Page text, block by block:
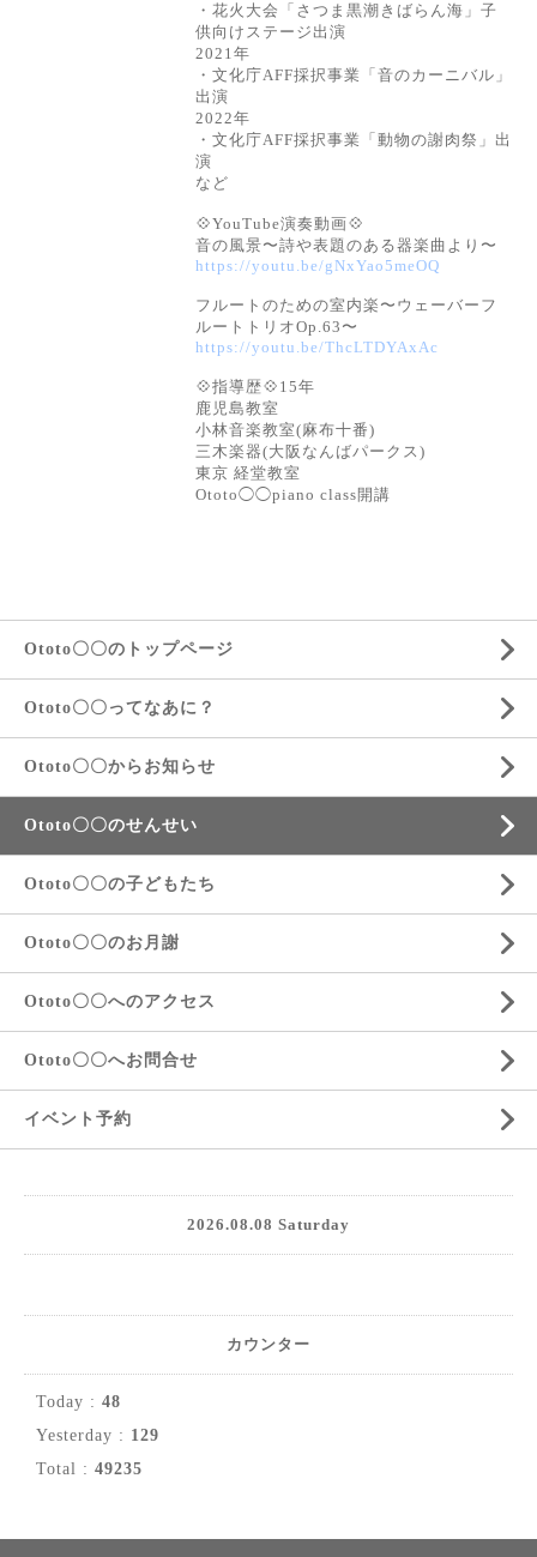
・花火大会「さつま黒潮きばらん海」子
供向けステージ出演
2021年
・文化庁AFF採択事業「音のカーニバル」
出演
2022年
・文化庁AFF採択事業「動物の謝肉祭」出
演
など
💠YouTube演奏動画💠
音の風景〜詩や表題のある器楽曲より〜
https://youtu.be/gNxYao5meOQ
フルートのための室内楽〜ウェーバーフ
ルートトリオOp.63〜
https://youtu.be/ThcLTDYAxAc
💠指導歴💠15年
鹿児島教室
小林音楽教室(麻布十番)
三木楽器(大阪なんばパークス)
東京 経堂教室
Ototo◯◯piano class開講
Ototo〇〇のトップページ
Ototo〇〇ってなあに？
Ototo〇〇からお知らせ
Ototo〇〇のせんせい
Ototo〇〇の子どもたち
Ototo〇〇のお月謝
Ototo〇〇へのアクセス
Ototo〇〇へお問合せ
イベント予約
2026.08.08 Saturday
カウンター
Today : 48
Yesterday : 129
Total : 49235